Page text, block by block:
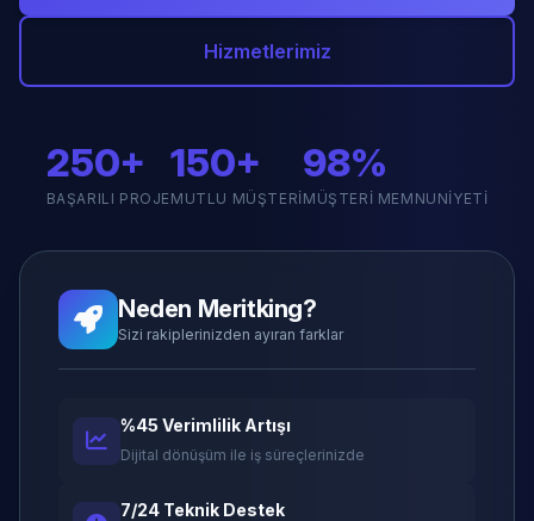
Hizmetlerimiz
250+
BAŞARILI PROJE
150+
MUTLU MÜŞTERI
98%
MÜŞTERI MEMNUNIYETI
Neden Meritking?
Sizi rakiplerinizden ayıran farklar
%45 Verimlilik Artışı
Dijital dönüşüm ile iş süreçlerinizde
7/24 Teknik Destek